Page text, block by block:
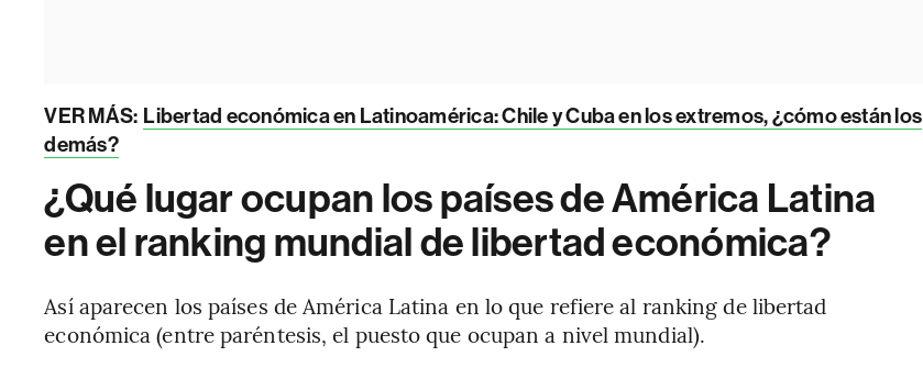
VER MÁS: Libertad económica en Latinoamérica: Chile y Cuba en los extremos, ¿cómo están los
demás?
¿Qué lugar ocupan los países de América Latina
en el ranking mundial de libertad económica?
Así aparecen los países de América Latina en lo que refiere al ranking de libertad
económica (entre paréntesis, el puesto que ocupan a nivel mundial).